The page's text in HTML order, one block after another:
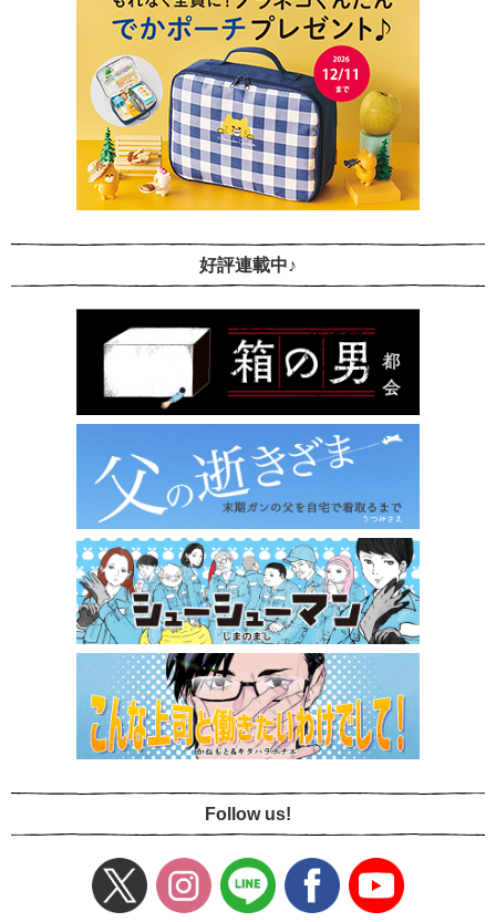
好評連載中♪
Follow us!